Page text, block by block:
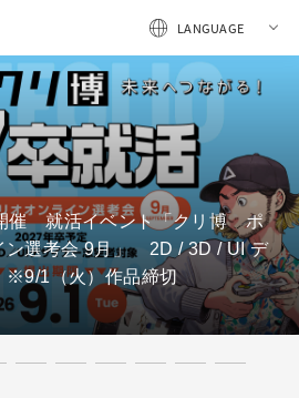
2026/08/07
【全3回・第3回】Mori
生まれる？――東映ツークン研